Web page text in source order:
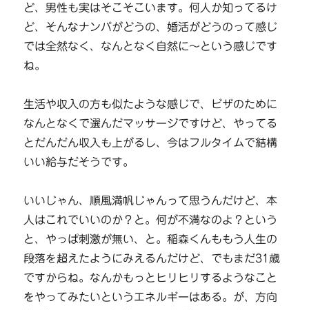
ど、男性も実はそこそこいます。何人か知ってるけ
ど、そんなナンパがどうの、婚活がどうのって感じ
では全然なく、なんとなく自然に～という感じです
ね。
生活や収入の方も似たような感じで、ビザのために
なんとなくで選んだマッサージですけど、やってる
とだんだん収入も上がるし、今はフルタイムで結構
いい給与だそうです。
いいじゃん、順風満帆じゃんって思うんだけど、本
人はこれでいいのか？と。何が不満なのよ？という
と、やっぱ刺激が無い、と。稲森くんももう人生の
段落を超えたようにみえるんだけど、でもまだ31歳
ですからね。なんかもっとヒリヒリするようなこと
をやってみたいというエネルギーはある。が、方向